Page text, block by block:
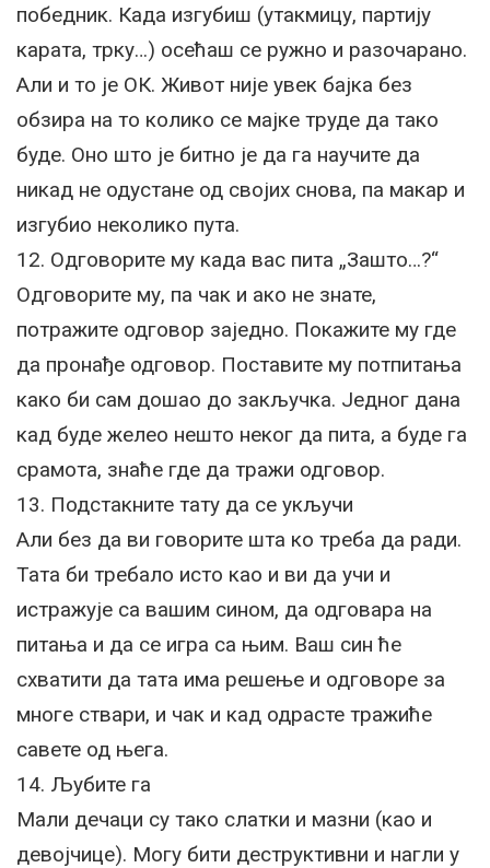
победник. Када изгубиш (утакмицу, партију
карата, трку…) осећаш се ружно и разочарано.
Али и то је ОК. Живот није увек бајка без
обзира на то колико се мајке труде да тако
буде. Оно што је битно је да га научите да
никад не одустане од својих снова, па макар и
изгубио неколико пута.
12. Одговорите му када вас пита „Зашто…?“
Одговорите му, па чак и ако не знате,
потражите одговор заједно. Покажите му где
да пронађе одговор. Поставите му потпитања
како би сам дошао до закључка. Једног дана
кад буде желео нешто неког да пита, а буде га
срамота, знаће где да тражи одговор.
13. Подстакните тату да се укључи
Али без да ви говорите шта ко треба да ради.
Тата би требало исто као и ви да учи и
истражује са вашим сином, да одговара на
питања и да се игра са њим. Ваш син ће
схватити да тата има решење и одговоре за
многе ствари, и чак и кад одрасте тражиће
савете од њега.
14. Љубите га
Мали дечаци су тако слатки и мазни (као и
девојчице). Могу бити деструктивни и нагли у